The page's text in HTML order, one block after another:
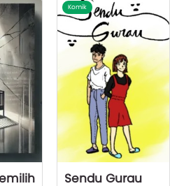
Komik
Sendu Gurau